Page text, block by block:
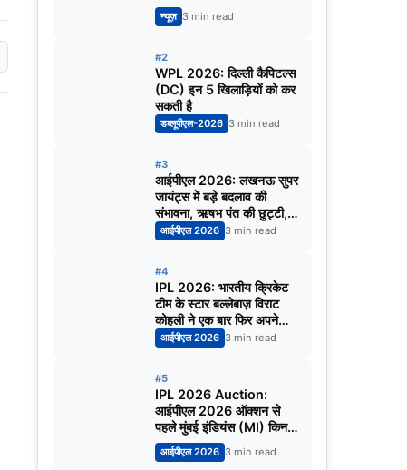
न्यूज़ 3 min read
#2
WPL 2026: दिल्ली कैपिटल्स
(DC) इन 5 खिलाड़ियों को कर
सकती है
डब्लूपीएल-2026 3 min read
#3
आईपीएल 2026: लखनऊ सुपर
जायंट्स में बड़े बदलाव की
संभावना, ऋषभ पंत की छुट्टी,
निकोलस पूरन होंगे नए कप्तान?
आईपीएल 2026 3 min read
#4
IPL 2026: भारतीय क्रिकेट
टीम के स्टार बल्लेबाज़ विराट
कोहली ने एक बार फिर अपने
अंदाज़ में जवाब देकर सभी को
चौंका दिया।
आईपीएल 2026 3 min read
#5
IPL 2026 Auction:
आईपीएल 2026 ऑक्शन से
पहले मुंबई इंडियंस (MI) किन 5
खिलाड़ियों को रिलीज़ कर सकती
हैआईपीएल 2026 3 min read